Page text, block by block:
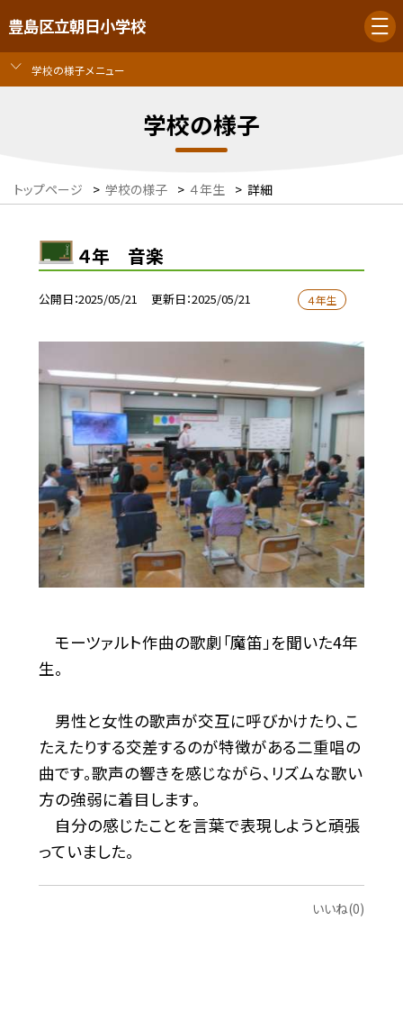
豊島区立朝日小学校
学校の様子メニュー
学校の様子
トップページ > 学校の様子 > ４年生 > 詳細
４年 音楽
公開日 2025/05/21 更新日 2025/05/21 ４年生
モーツァルト作曲の歌劇「魔笛」を聞いた4年
生。
男性と女性の歌声が交互に呼びかけたり、こ
たえたりする交差するのが特徴がある二重唱の
曲です。歌声の響きを感じながら、リズムな歌い
方の強弱に着目します。
自分の感じたことを言葉で表現しようと頑張
っていました。
いいね(0)